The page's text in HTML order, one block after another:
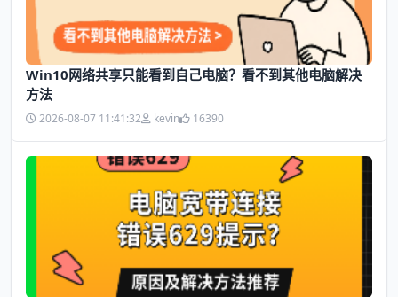
Win10网络共享只能看到自己电脑？看不到其他电脑解决
方法
2026-08-07 11:41:32 kevin 16390